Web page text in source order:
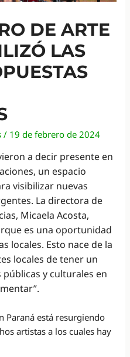
DE ARTE
LAS
/ 19 de febrero de 2024
a decir presente en
un espacio
visibilizar nuevas
La directora de
Micaela Acosta,
es una oportunidad
locales. Esto nace de la
locales de tener un
y culturales en
Paraná está resurgiendo
artistas a los cuales hay